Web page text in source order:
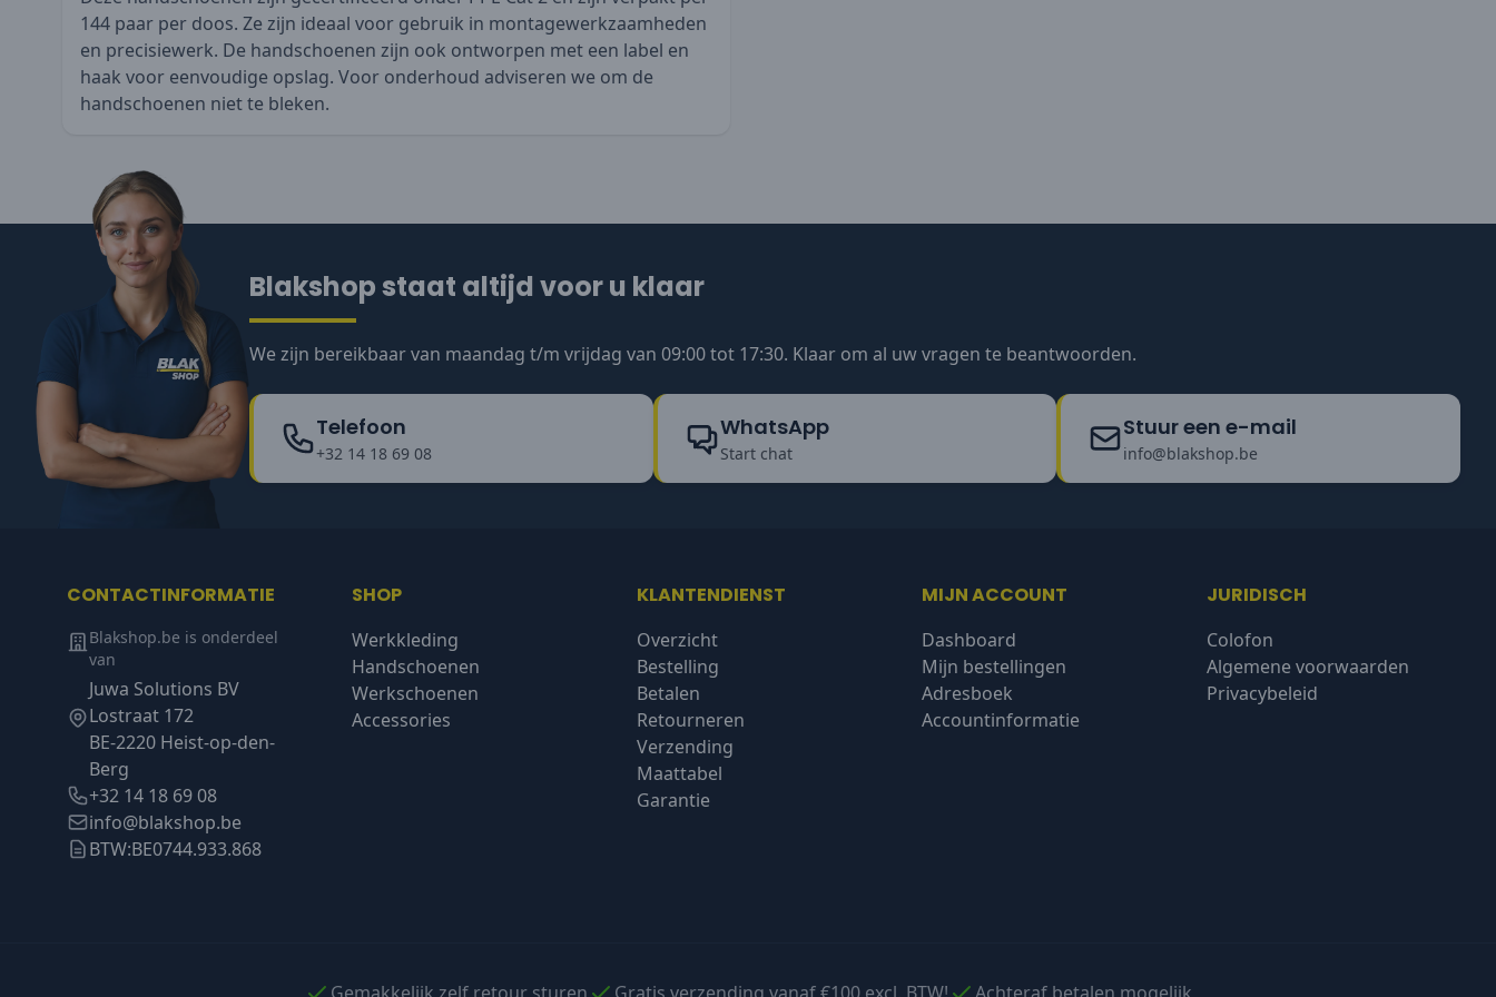
144 paar per doos. Ze zijn ideaal voor gebruik in montagewerkzaamheden
en precisiewerk. De handschoenen zijn ook ontworpen met een label en
haak voor eenvoudige opslag. Voor onderhoud adviseren we om de
handschoenen niet te bleken.
Blakshop staat altijd voor u klaar
We zijn bereikbaar van maandag t/m vrijdag van 09:00 tot 17:30. Klaar om al uw vragen te beantwoorden.
Telefoon
+32 14 18 69 08
WhatsApp
Start chat
Stuur een e-mail
info@blakshop.be
CONTACTINFORMATIE
Blakshop.be is onderdeel
van
Juwa Solutions BV
Lostraat 172
BE-2220 Heist-op-den-
Berg
+32 14 18 69 08
info@blakshop.be
BTW:BE0744.933.868
SHOP
Werkkleding
Handschoenen
Werkschoenen
Accessories
KLANTENDIENST
Overzicht
Bestelling
Betalen
Retourneren
Verzending
Maattabel
Garantie
MIJN ACCOUNT
Dashboard
Mijn bestellingen
Adresboek
Accountinformatie
JURIDISCH
Colofon
Algemene voorwaarden
Privacybeleid